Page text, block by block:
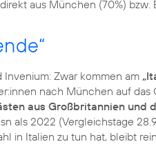
Zwar kommen am
nach München auf das
aus Großbritannien und
als 2022 (Vergleichstage
in Italien zu tun hat, bleibt